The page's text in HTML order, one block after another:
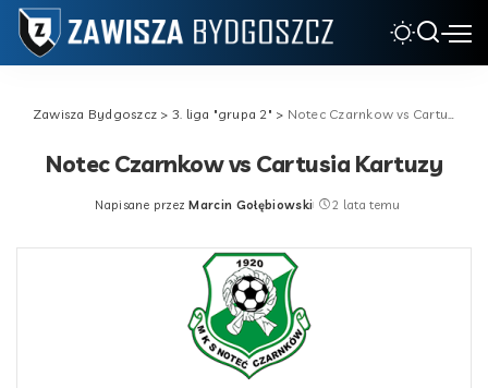
Zawisza Bydgoszcz > 3. liga "grupa 2" > Notec Czarnkow vs Cartusia Kartuzy
Notec Czarnkow vs Cartusia Kartuzy
Posted
Napisane przez Marcin Gołębiowski 2 lata temu